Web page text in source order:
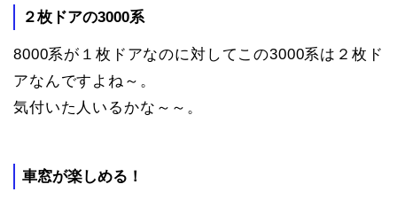
２枚ドアの3000系
8000系が１枚ドアなのに対してこの3000系は２枚ド
アなんですよね～。
気付いた人いるかな～～。
車窓が楽しめる！